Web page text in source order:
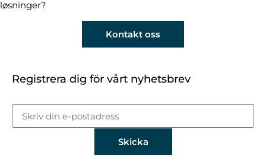
løsninger?
Kontakt oss
Registrera dig för vårt nyhetsbrev
Skicka